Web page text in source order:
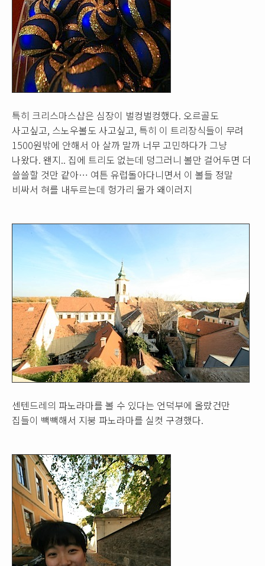
특히 크리스마스샵은 심장이 벌컹벌컹했다. 오르골도
사고싶고, 스노우볼도 사고싶고, 특히 이 트리장식들이 무려
1500원밖에 안해서 아 살까 말까 너무 고민하다가 그냥
나왔다. 왠지.. 집에 트리도 없는데 덩그러니 볼만 걸어두면 더
쓸쓸할 것만 같아… 여튼 유럽돌아다니면서 이 볼들 정말
비싸서 혀를 내두르는데 헝가리 물가 왜이러지
센텐드레의 파노라마를 볼 수 있다는 언덕부에 올랐건만
집들이 빽빽해서 지붕 파노라마를 실컷 구경했다.